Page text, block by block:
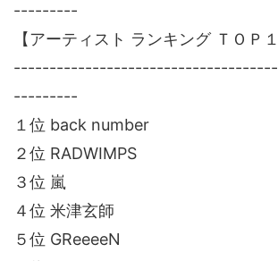
---------
【アーティスト ランキング ＴＯＰ
---------
１位 back number
２位 RADWIMPS
３位 嵐
４位 米津玄師
５位 GReeeeN